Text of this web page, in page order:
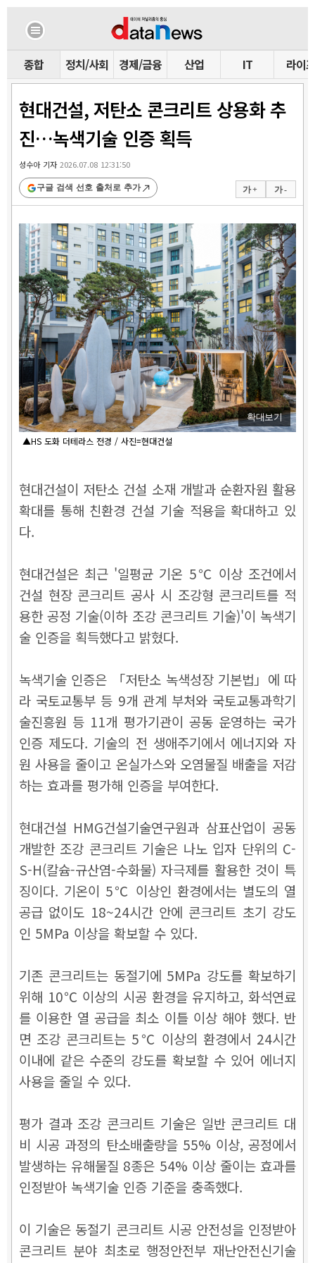
종합 정치/사회 경제/금융 산업 IT 라이프
현대건설, 저탄소 콘크리트 상용화 추
진…녹색기술 인증 획득
성수아 기자2026.07.08 12:31:50
가 + 가 -
구글 검색 선호 출처로 추가
확대보기
▲HS 도화 더테라스 전경 / 사진=현대건설
현대건설이 저탄소 건설 소재 개발과 순환자원 활용
확대를 통해 친환경 건설 기술 적용을 확대하고 있
다.
현대건설은 최근 '일평균 기온 5℃ 이상 조건에서
건설 현장 콘크리트 공사 시 조강형 콘크리트를 적
용한 공정 기술(이하 조강 콘크리트 기술)'이 녹색기
술 인증을 획득했다고 밝혔다.
녹색기술 인증은 「저탄소 녹색성장 기본법」에 따
라 국토교통부 등 9개 관계 부처와 국토교통과학기
술진흥원 등 11개 평가기관이 공동 운영하는 국가
인증 제도다. 기술의 전 생애주기에서 에너지와 자
원 사용을 줄이고 온실가스와 오염물질 배출을 저감
하는 효과를 평가해 인증을 부여한다.
현대건설 HMG건설기술연구원과 삼표산업이 공동
개발한 조강 콘크리트 기술은 나노 입자 단위의 C-
S-H(칼슘-규산염-수화물) 자극제를 활용한 것이 특
징이다. 기온이 5℃ 이상인 환경에서는 별도의 열
공급 없이도 18~24시간 안에 콘크리트 초기 강도
인 5MPa 이상을 확보할 수 있다.
기존 콘크리트는 동절기에 5MPa 강도를 확보하기
위해 10℃ 이상의 시공 환경을 유지하고, 화석연료
를 이용한 열 공급을 최소 이틀 이상 해야 했다. 반
면 조강 콘크리트는 5℃ 이상의 환경에서 24시간
이내에 같은 수준의 강도를 확보할 수 있어 에너지
사용을 줄일 수 있다.
평가 결과 조강 콘크리트 기술은 일반 콘크리트 대
비 시공 과정의 탄소배출량을 55% 이상, 공정에서
발생하는 유해물질 8종은 54% 이상 줄이는 효과를
인정받아 녹색기술 인증 기준을 충족했다.
이 기술은 동절기 콘크리트 시공 안전성을 인정받아
콘크리트 분야 최초로 행정안전부 재난안전신기술